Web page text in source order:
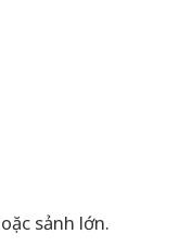
sảnh lớn.